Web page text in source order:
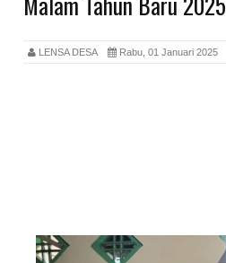
LENSA DESA Rabu, 01 Januari 2025